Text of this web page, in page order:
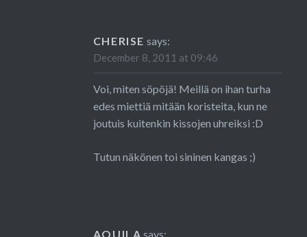
CHERISE says:
December 8, 2011 at 09:46
Voi, miten söpöjä! Meillä on ihan turha
edes miettiä mitään koristeita, kun ne
joutuis kuitenkin kissojen uhreiksi :D
Tutun näkönen toi sininen kangas ;)
AQUILA says: